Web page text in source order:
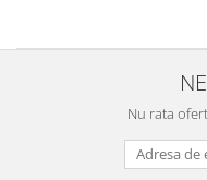
Nu rata